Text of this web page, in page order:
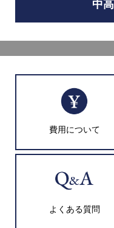
中
費用について
よくある質問